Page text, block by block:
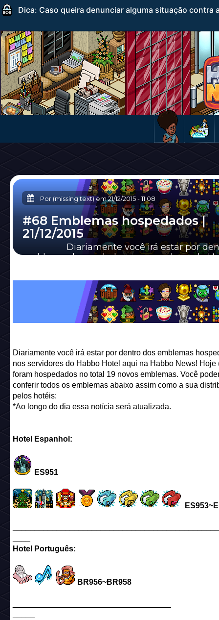
Dica: Caso queira denunciar alguma situação
Por (missing text) em21/12/2015-11:08
#68 Emblemas hospedados |
21/12/2015
Diariamente você irá estar por
emblemas hospedados nos servidores do
Diariamente você irá estar por dentro dos emblemas
nos servidores do Habbo Hotel aqui na Habbo News! Hoje
foram hospedados no total 19 novos emblemas. Você
conferir todos os emblemas abaixo assim como a sua
pelos hotéis:
*Ao longo do dia essa notícia será atualizada.
Hotel Espanhol:
ES951
Hotel Português:
BR956~BR958